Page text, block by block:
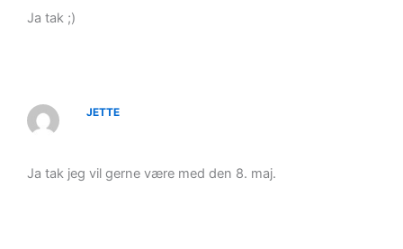
Ja tak ;)
JETTE
Ja tak jeg vil gerne være med den 8. maj.